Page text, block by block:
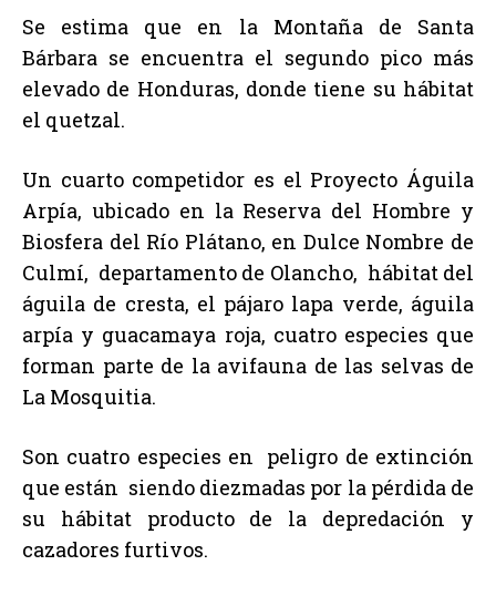
Se estima que en la Montaña de Santa
Bárbara se encuentra el segundo pico más
elevado de Honduras, donde tiene su hábitat
el quetzal.
Un cuarto competidor es el Proyecto Águila
Arpía, ubicado en la Reserva del Hombre y
Biosfera del Río Plátano, en Dulce Nombre de
Culmí, departamento de Olancho, hábitat del
águila de cresta, el pájaro lapa verde, águila
arpía y guacamaya roja, cuatro especies que
forman parte de la avifauna de las selvas de
La Mosquitia.
Son cuatro especies en peligro de extinción
que están siendo diezmadas por la pérdida de
su hábitat producto de la depredación y
cazadores furtivos.